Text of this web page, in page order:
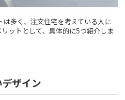
多く、注文住宅を考えている人に
ットとして、具体的に5つ紹介しま
ザイン